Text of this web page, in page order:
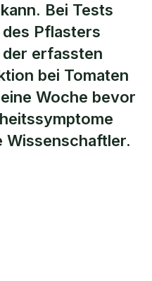
Bei Tests
Pflasters
erfassten
bei Tomaten
Woche bevor
Wissenschaftler.